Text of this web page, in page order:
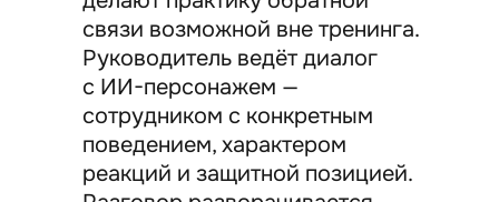
связи возможной вне тренинга.
Руководитель ведёт диалог
с ИИ-персонажем —
сотрудником с конкретным
поведением, характером
реакций и защитной позицией.